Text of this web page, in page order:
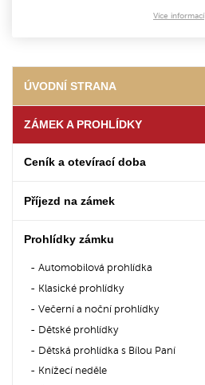
Více informací
ÚVODNÍ STRANA
ZÁMEK A PROHLÍDKY
Ceník a otevírací doba
Příjezd na zámek
Prohlídky zámku
Automobilová prohlídka
Klasické prohlídky
Večerní a noční prohlídky
Dětské prohlídky
Dětská prohlídka s Bílou Paní
Knížecí neděle